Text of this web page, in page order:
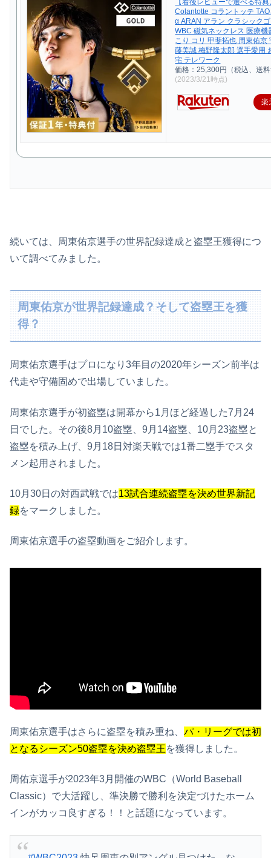
【着後レビューで選べる特
Colantotte コラントッテ
α ARAN アラン クラシック
WBC 磁気ネックレス 医療機
こり コリ 甲斐拓也 周東佑京
藤美誠 梅野隆太郎 選手愛用
宅 テレワーク
価格：25,300円（税込、送
(2023/3/21時点)
楽
続いては、周東佑京選手の世界記録達成と盗塁王獲得につ
いて調べてみました。
周東佑京が世界記録達成？そして盗塁王を獲
得？
周東佑京選手はプロになり3年目の2020年シーズン前半は
代走や守備固めで出場していました。
周東佑京選手が初盗塁は開幕から1月ほど経過した7月24
日でした。その後8月10盗塁、9月14盗塁、10月23盗塁と
盗塁を積み上げ、9月18日対楽天戦では1番二塁手でスタ
メン起用されました。
10月30日の対西武戦では13試合連続盗塁を決め世界新記
録をマークしました。
周東佑京選手の盗塁動画をご紹介します。
周東佑京選手はさらに盗塁を積み重ね、 パ・リーグでは初
となるシーズン50盗塁を決め盗塁王を獲得しました。
周佑京選手が2023年3月開催のWBC（World Baseball
Classic）で大活躍し、準決勝で勝利を決定づけたホーム
インがカッコ良すぎる！！と話題になっています。